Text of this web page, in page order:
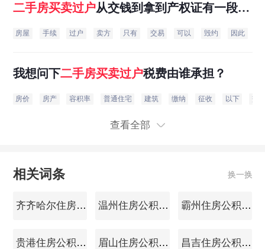
二手房买卖过户从交钱到拿到产权证有一段时
\r
房屋 手续 过户 卖方 只有 交易 可以 毁约 因此
我想问下二手房买卖过户税费由谁承担？
房价 房产 容积率 普通住宅 建筑 缴纳 征收 以下 交
查看全部
相关词条 换一换
齐齐哈尔住房公积金查询 温州住房公积金查询 霸州住房公积金查询
贵港住房公积金查询 眉山住房公积金查询 昌吉住房公积金查询